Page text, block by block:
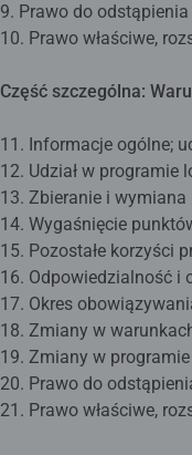
9. Prawo do
10. Prawo właściwe,
Część szczególna:
11. Informacje ogólne;
12. Udział w programie
13. Zbieranie i
14. Wygaśnięcie
15. Pozostałe korzyści
16. Odpowiedzialność i
17. Okres
18. Zmiany w
19. Zmiany w
20. Prawo do
21. Prawo właściwe,